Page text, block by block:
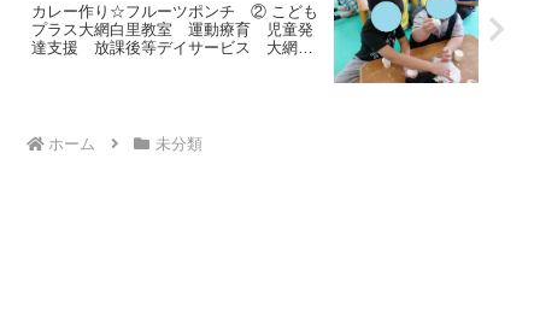
カレー作り☆フルーツポンチ ② こども
プラス大網白里教室 運動療育 児童発
達支援 放課後等デイサービス 大網白
ホーム 未分類